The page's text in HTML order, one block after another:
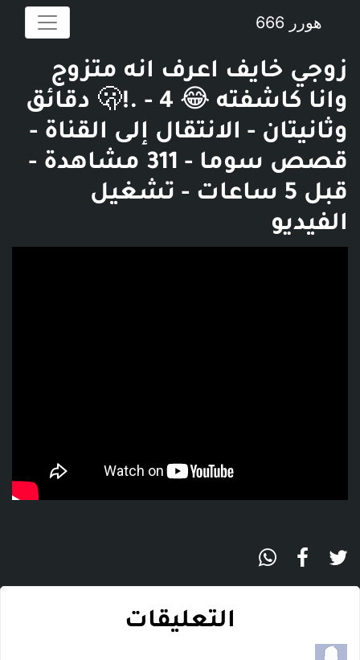
هورر 666
زوجي خايف اعرف انه متزوج
وانا كاشفته 😂 🫢!. - 4 دقائق
وثانيتان - الانتقال إلى القناة -
قصص سوما - 311 مشاهدة -
قبل 5 ساعات - تشغيل
الفيديو
التعليقات